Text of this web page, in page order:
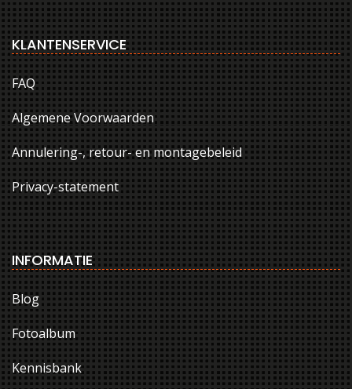
KLANTENSERVICE
FAQ
Algemene Voorwaarden
Annulering-, retour- en montagebeleid
Privacy-statement
INFORMATIE
Blog
Fotoalbum
Kennisbank